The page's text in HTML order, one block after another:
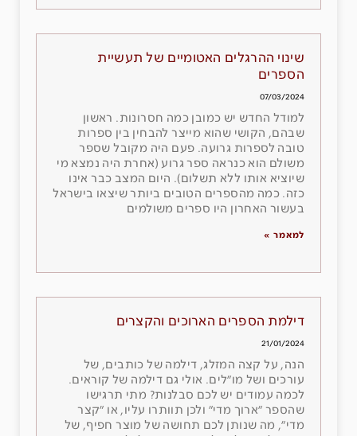
שינוי ההרגלים האטומיים של תעשיית
הספרים
07/03/2024
למודל החדש יש כמובן כמה חסרונות. ראשון
שבהם, הקושי שהוא מייצר להבחין בין ספרות
טובה לספרות גרועה. פעם היה מקובל שספר
משולם הוא כנראה ספר גרוע (אחרת היה נמצא מי
שיוציא אותו ללא תשלום). היום המצב כבר אינו
כזה. כמה מהספרים הטובים ביותר שיצאו בישראל
בעשור האחרון היו ספרים משולמים
למאמר »
דילמת הספרים הארוכים והקצרים
21/01/2024
הנה, על קצה המזלג, דילמה של כותבים, של
עורכים ושל מו״לים. אולי גם דילמה של קוראים.
לכמה עמודים יש לכם סבלנות? מתי תרגישו
שהספר ״ארוך מדי״ ולכן תוותרו עליו, או ״קצר
מדי״, מה שנותן לכם תחושה של מוצר חפיף, של